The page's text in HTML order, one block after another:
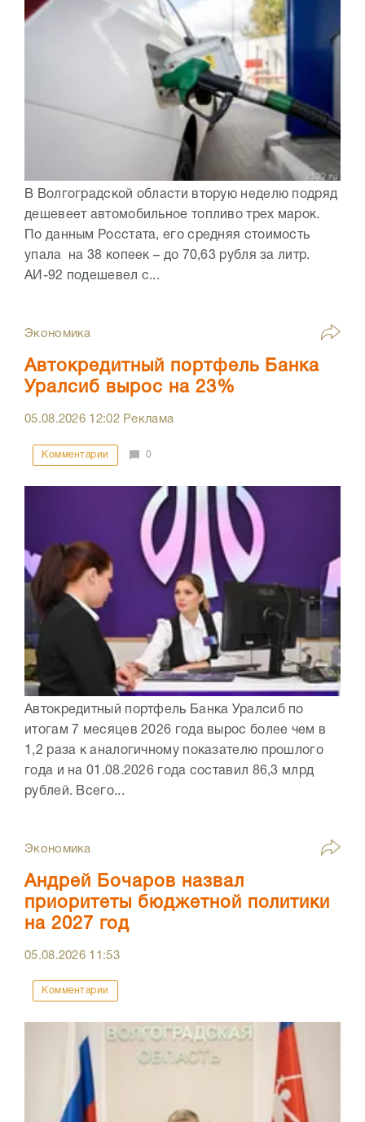
В Волгоградской области вторую неделю подряд
дешевеет автомобильное топливо трех марок.
По данным Росстата, его средняя стоимость
упала на 38 копеек – до 70,63 рубля за литр.
АИ-92 подешевел с...
Экономика
Автокредитный портфель Банка
Уралсиб вырос на 23%
05.08.2026 12:02Реклама
Комментарии 0
Автокредитный портфель Банка Уралсиб по
итогам 7 месяцев 2026 года вырос более чем в
1,2 раза к аналогичному показателю прошлого
года и на 01.08.2026 года составил 86,3 млрд
рублей. Всего...
Экономика
Андрей Бочаров назвал
приоритеты бюджетной политики
на 2027 год
05.08.2026 11:53
Комментарии